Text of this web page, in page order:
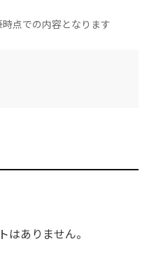
点での内容となります
はありません。